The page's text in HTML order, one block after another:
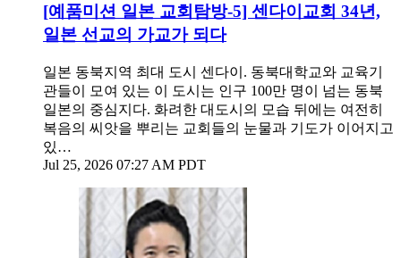
[예품미션 일본 교회탐방-5] 센다이교회 34년,
일본 선교의 가교가 되다
일본 동북지역 최대 도시 센다이. 동북대학교와 교육기
관들이 모여 있는 이 도시는 인구 100만 명이 넘는 동북
일본의 중심지다. 화려한 대도시의 모습 뒤에는 여전히
복음의 씨앗을 뿌리는 교회들의 눈물과 기도가 이어지고
있…
Jul 25, 2026 07:27 AM PDT